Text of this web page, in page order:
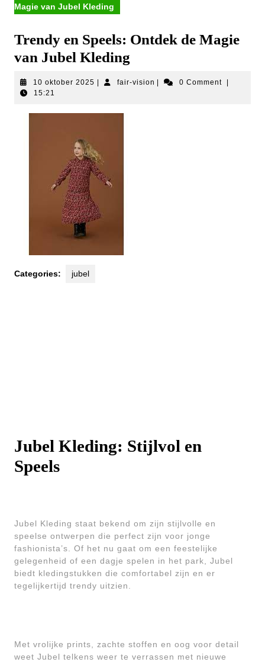
Magie van Jubel Kleding
Trendy en Speels: Ontdek de Magie
van Jubel Kleding
10 oktober 2025 10
fair-vision fair-
0 Comment
15:21
Categories: jubel
Jubel Kleding: Stijlvol en
Speels
Jubel Kleding staat bekend om zijn stijlvolle en
speelse ontwerpen die perfect zijn voor jonge
fashionista’s. Of het nu gaat om een feestelijke
gelegenheid of een dagje spelen in het park, Jubel
biedt kledingstukken die comfortabel zijn en er
tegelijkertijd trendy uitzien.
Met vrolijke prints, zachte stoffen en oog voor detail
weet Jubel telkens weer te verrassen met nieuwe